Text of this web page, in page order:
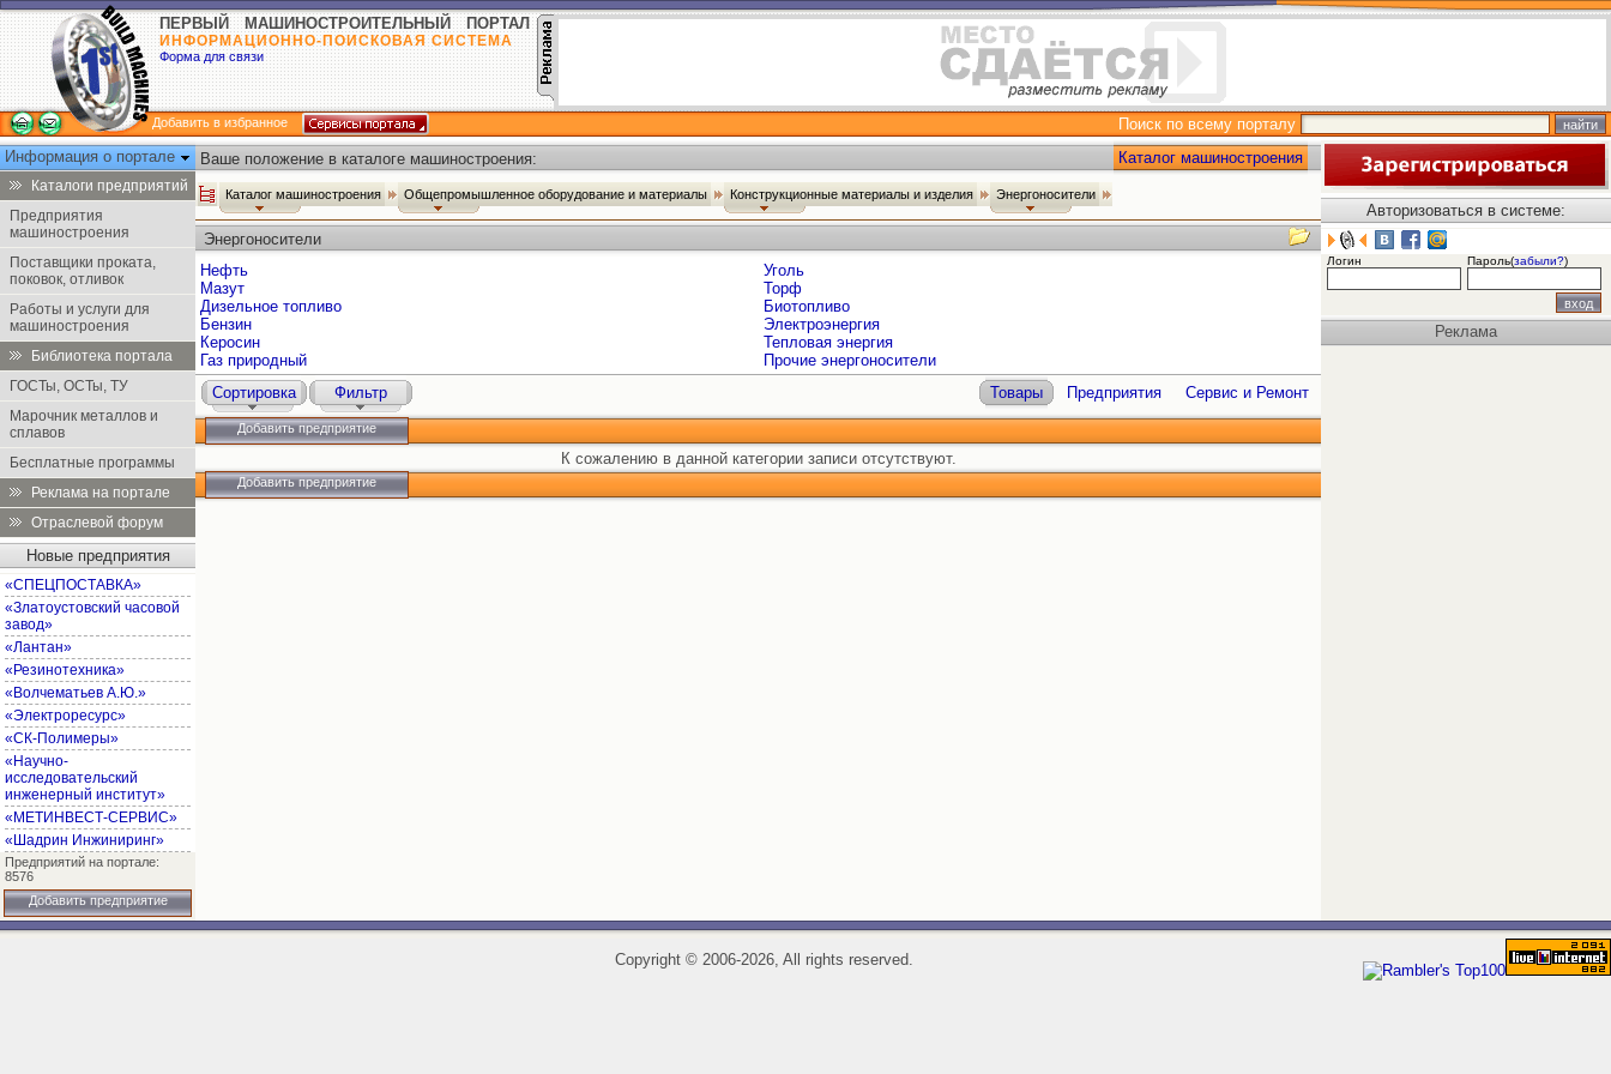
ПЕРВЫЙ МАШИНОСТРОИТЕЛЬНЫЙ ПОРТАЛ
ИНФОРМАЦИОННО-ПОИСКОВАЯ СИСТЕМА
Форма для связи
Добавить в избранное
Поиск по всему порталу
Информация о портале
Каталоги предприятий
Предприятия
машиностроения
Поставщики проката,
поковок, отливок
Работы и услуги для
машиностроения
Библиотека портала
ГОСТы, ОСТы, ТУ
Марочник металлов и
сплавов
Бесплатные программы
Реклама на портале
Отраслевой форум
Новые предприятия
«СПЕЦПОСТАВКА»
«Златоустовский часовой
завод»
«Лантан»
«Резинотехника»
«Волчематьев А.Ю.»
«Электроресурс»
«СК-Полимеры»
«Научно-
исследовательский
инженерный институт»
«МЕТИНВЕСТ-СЕРВИС»
«Шадрин Инжиниринг»
Предприятий на портале:
8576
Добавить предприятие
Ваше положение в каталоге машиностроения: Каталог машиностроения
Каталог машиностроения Общепромышленное оборудование и материалы Конструкционные материалы и изделия Энергоносители
Энергоносители
Нефть
Мазут
Дизельное топливо
Бензин
Керосин
Газ природный
Уголь
Торф
Биотопливо
Электроэнергия
Тепловая энергия
Прочие энергоносители
Сортировка
Фильтр Товары Предприятия Сервис и Ремонт
Добавить предприятие
К сожалению в данной категории записи отсутствуют.
Добавить предприятие
Авторизоваться в системе:
Логин Пароль(забыли?)
Реклама
Copyright ©2006-2026, All rights reserved.